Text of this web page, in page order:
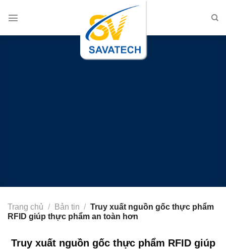
đến
Trang chủ / Bản tin / Truy xuất nguồn gốc thực phẩm
RFID giúp thực phẩm an toàn hơn
Truy xuất nguồn gốc thực phẩm RFID giúp